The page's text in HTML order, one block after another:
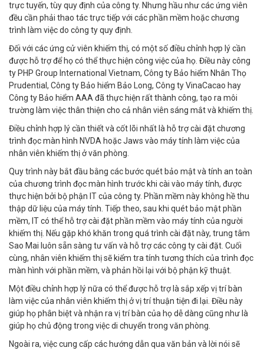
trực tuyến, tùy quy định của công ty. Nhưng hầu như các ứng viên
đều cần phải thao tác trực tiếp với các phần mềm hoặc chương
trình làm việc do công ty quy định.
Đối với các ứng cử viên khiếm thị, có một số điều chỉnh hợp lý cần
được hỗ trợ để họ có thể thực hiện công việc của họ. Điều này công
ty PHP Group International Vietnam, Công ty Bảo hiểm Nhân Thọ
Prudential, Công ty Bảo hiểm Bảo Long, Công ty VinaCacao hay
Công ty Bảo hiểm AAA đã thực hiện rất thành công, tạo ra môi
trường làm việc thân thiện cho cả nhân viên sáng mắt và khiếm thị.
Điều chỉnh hợp lý cần thiết và cốt lõi nhất là hỗ trợ cài đặt chương
trình đọc màn hình NVDA hoặc Jaws vào máy tính làm việc của
nhân viên khiếm thị ở văn phòng.
Quy trình này bắt đầu bằng các bước quét bảo mật và tính an toàn
của chương trình đọc màn hình trước khi cài vào máy tính, được
thực hiện bởi bộ phận IT của công ty. Phần mềm này không hề thu
thập dữ liệu của máy tính. Tiếp theo, sau khi quét bảo mật phần
mềm, IT có thể hỗ trợ cài đặt phần mềm vào máy tính của người
khiếm thị. Nếu gặp khó khăn trong quá trình cài đặt này, trung tâm
Sao Mai luôn sẵn sàng tư vấn và hỗ trợ các công ty cài đặt. Cuối
cùng, nhân viên khiếm thị sẽ kiểm tra tính tương thích của trình đọc
màn hình với phần mềm, và phản hồi lại với bộ phận kỹ thuật.
Một điều chỉnh hợp lý nữa có thể được hỗ trợ là sắp xếp vị trí bàn
làm việc của nhân viên khiếm thị ở vị trí thuận tiện đi lại. Điều này
giúp họ phân biệt và nhận ra vị trí bàn của họ dễ dàng cũng như là
giúp họ chủ động trong việc di chuyển trong văn phòng.
Ngoài ra, việc cung cấp các hướng dẫn qua văn bản và lời nói sẽ